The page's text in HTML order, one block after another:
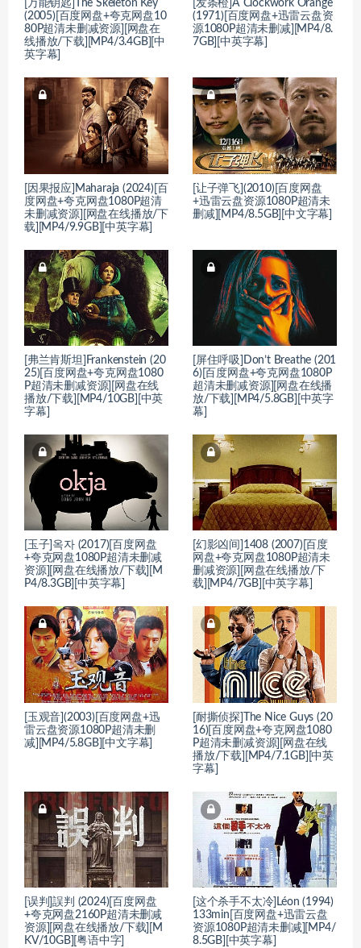
[万能钥匙]The Skeleton Key
(2005)[百度网盘+夸克网盘10
80P超清未删减资源][网盘在
线播放/下载][MP4/3.4GB][中
英字幕]
[发条橙]A Clockwork Orange
(1971)[百度网盘+迅雷云盘资
源1080P超清未删减][MP4/8.
7GB][中英字幕]
[因果报应]Maharaja (2024)[百
度网盘+夸克网盘1080P超清
未删减资源][网盘在线播放/下
载][MP4/9.9GB][中英字幕]
[让子弹飞](2010)[百度网盘
+迅雷云盘资源1080P超清未
删减][MP4/8.5GB][中文字幕]
[弗兰肯斯坦]Frankenstein (20
25)[百度网盘+夸克网盘1080
P超清未删减资源][网盘在线
播放/下载][MP4/10GB][中英
字幕]
[屏住呼吸]Don’t Breathe (201
6)[百度网盘+夸克网盘1080P
超清未删减资源][网盘在线播
放/下载][MP4/5.8GB][中英字
幕]
[玉子]옥자 (2017)[百度网盘
+夸克网盘1080P超清未删减
资源][网盘在线播放/下载][M
P4/8.3GB][中英字幕]
[幻影凶间]1408 (2007)[百度
网盘+夸克网盘1080P超清未
删减资源][网盘在线播放/下
载][MP4/7GB][中英字幕]
[玉观音](2003)[百度网盘+迅
雷云盘资源1080P超清未删
减][MP4/5.8GB][中文字幕]
[耐撕侦探]The Nice Guys (20
16)[百度网盘+夸克网盘1080
P超清未删减资源][网盘在线
播放/下载][MP4/7.1GB][中英
字幕]
[误判]誤判 (2024)[百度网盘
+夸克网盘2160P超清未删减
资源][网盘在线播放/下载][M
KV/10GB][粤语中字]
[这个杀手不太冷]Léon (1994)
133min[百度网盘+迅雷云盘
资源1080P超清未删减][MP4/
8.5GB][中英字幕]